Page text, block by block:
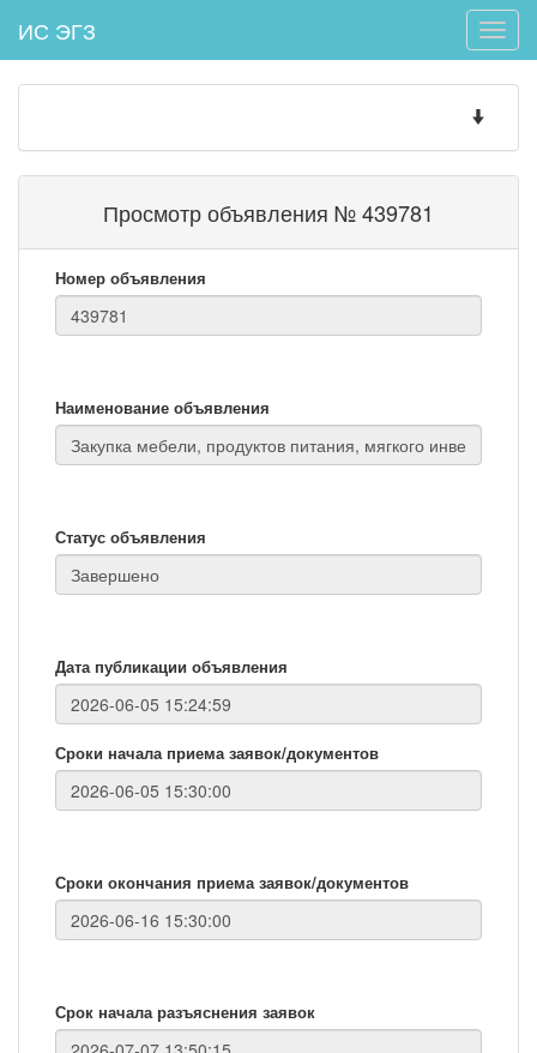
Toggle
ИС ЭГЗ
Toggle
Просмотр объявления № 439781
Номер объявления
Наименование объявления
Статус объявления
Дата публикации объявления
Сроки начала приема заявок/документов
Сроки окончания приема заявок/документов
Срок начала разъяснения заявок